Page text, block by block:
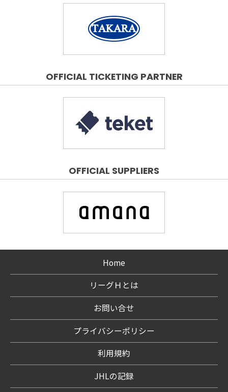
OFFICIAL TICKETING PARTNER
OFFICIAL SUPPLIERS
Home
リーグＨとは
お問い合せ
プライバシーポリシー
利用規約
JHLの記録